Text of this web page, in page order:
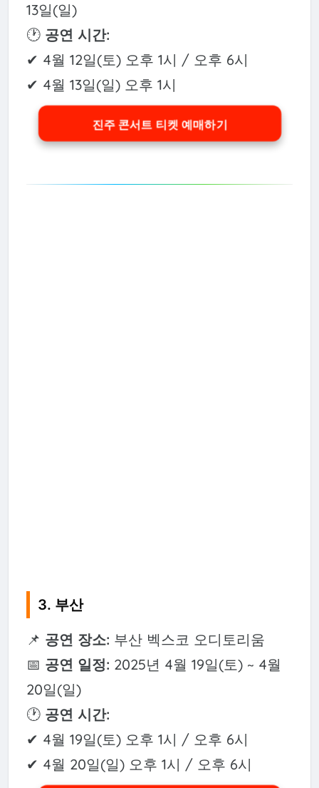
13일(일)
🕐 공연 시간:
✔ 4월 12일(토) 오후 1시 / 오후 6시
✔ 4월 13일(일) 오후 1시
진주 콘서트 티켓 예매하기
3. 부산
📌 공연 장소: 부산 벡스코 오디토리움
📅 공연 일정: 2025년 4월 19일(토) ~ 4월
20일(일)
🕐 공연 시간:
✔ 4월 19일(토) 오후 1시 / 오후 6시
✔ 4월 20일(일) 오후 1시 / 오후 6시